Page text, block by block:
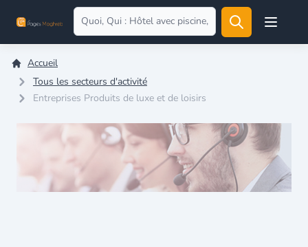
Open
Accueil
Tous les secteurs d'activité
Entreprises Produits de luxe et de loisirs